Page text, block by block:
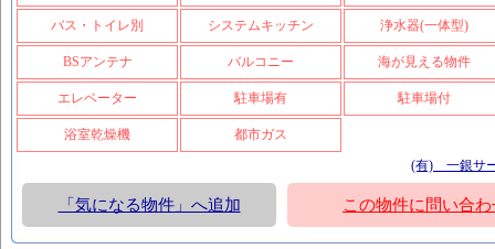
バス・トイレ別 システムキッチン 浄水器(一体型)
BSアンテナ バルコニー 海が見える物件
エレベーター 駐車場有 駐車場付
浴室乾燥機
都市ガス
(有) 一銀サ
「気になる物件」へ追加 この物件に問い合わ